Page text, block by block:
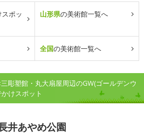
ポッ
山形県の美術館一覧へ
全国の美術館一覧へ
彫塑館・丸大扇屋周辺のGW(ゴールデンウ
けスポット
井あやめ公園